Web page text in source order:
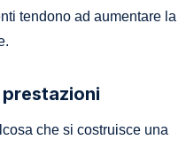
tendono ad aumentare la
che si costruisce una